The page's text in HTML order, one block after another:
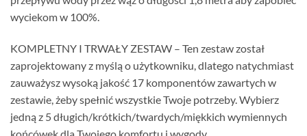
wyciekom w 100%.
KOMPLETNY I TRWAŁY ZESTAW – Ten zestaw został
zaprojektowany z myślą o użytkowniku, dlatego natychmiast
zauważysz wysoką jakość 17 komponentów zawartych w
zestawie, żeby spełnić wszystkie Twoje potrzeby. Wybierz
jedną z 5 długich/krótkich/twardych/miękkich wymiennych
końcówek dla Twojego komfortu i wygody.